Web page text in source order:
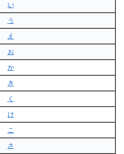
い
う
え
お
か
き
く
け
こ
さ